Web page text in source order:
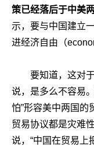
策已经落后于中美
示，要与中国建立
进经济自由（
要知道，这对
说，是多么不容易
怕”形容美中两国的
贸易协议都是灾难
说，“中国在贸易上